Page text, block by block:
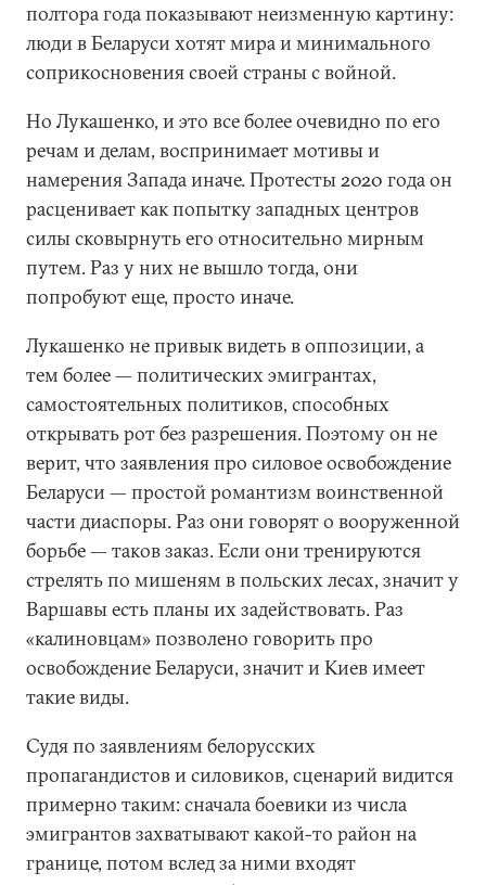
полтора года показывают неизменную картину:
люди в Беларуси хотят мира и минимального
соприкосновения своей страны с войной.
Но Лукашенко, и это все более очевидно по его
речам и делам, воспринимает мотивы и
намерения Запада иначе. Протесты 2020 года он
расценивает как попытку западных центров
силы сковырнуть его относительно мирным
путем. Раз у них не вышло тогда, они
попробуют еще, просто иначе.
Лукашенко не привык видеть в оппозиции, а
тем более — политических эмигрантах,
самостоятельных политиков, способных
открывать рот без разрешения. Поэтому он не
верит, что заявления про силовое освобождение
Беларуси — простой романтизм воинственной
части диаспоры. Раз они говорят о вооруженной
борьбе — таков заказ. Если они тренируются
стрелять по мишеням в польских лесах, значит у
Варшавы есть планы их задействовать. Раз
«калиновцам» позволено говорить про
освобождение Беларуси, значит и Киев имеет
такие виды.
Судя по заявлениям белорусских
пропагандистов и силовиков, сценарий видится
примерно таким: сначала боевики из числа
эмигрантов захватывают какой-то район на
границе, потом вслед за ними входят